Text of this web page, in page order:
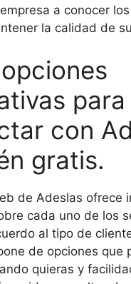
a conocer
la calidad de
para
con
gratis.
de Adeslas ofrece
cada uno de los
al tipo de
de opciones que
quieras y